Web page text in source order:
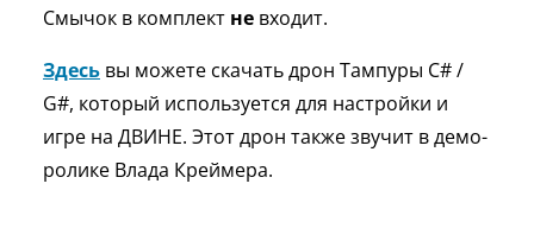
Смычок в комплект невходит.
Здесь вы можете скачать дрон Тампуры C# /
G#, который используется для настройки и
игре на ДВИНЕ. Этот дрон также звучит в демо-
ролике Влада Креймера.